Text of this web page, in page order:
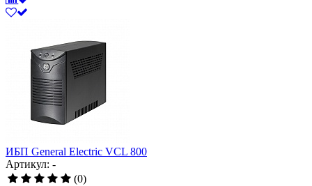
ИБП General Electric VCL 800
Артикул: -
(0)